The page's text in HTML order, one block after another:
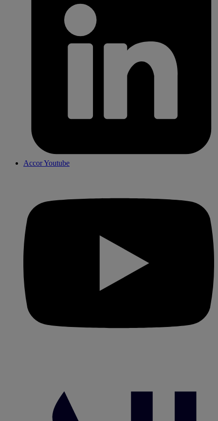
Accor Youtube